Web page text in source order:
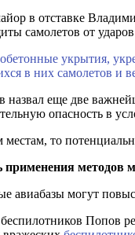
в отставке
самолетов от
укрытия,
в них самолетов и
еще две
опасность в
местам, то
применения методов
авиабазы могут
Попов